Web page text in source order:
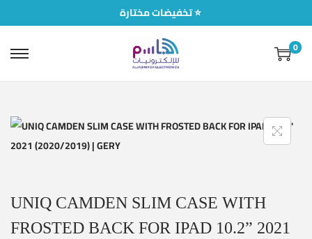
تخفيضات مختارة ⭐
0
UNIQ CAMDEN SLIM CASE WITH
FROSTED BACK FOR IPAD 10.2” 2021